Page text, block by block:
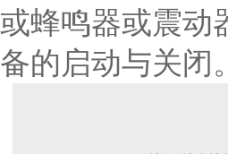
或蜂鸣器或震动
备的启动与关闭。